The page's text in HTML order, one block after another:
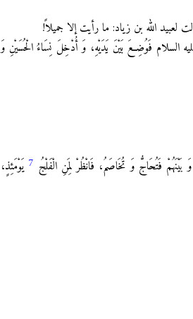
الله بن زياد: ما رأيت إلا جميلاً!
السلام فَوُضِعَ بَيْنَ يَدَيْهِ، وَ أُدْخِلَ نِسَاءُ الْحُسَيْنِ وَ
فَتُحَاجُّ وَ تُخَاصَمُ، فَانْظُرْ لِمَنِ الْفَلْجُ 7 يَوْمَئِذٍ،